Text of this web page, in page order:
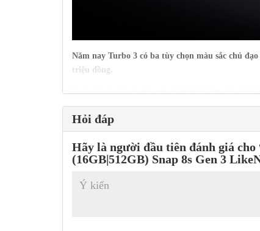
Năm nay Turbo 3 có ba tùy chọn màu sắc chủ
triệu đồng.
Redmi Turbo 3của Xiaomi có thiết kế gần gũi với
nổi bật với khung viền đẹp mắt, các góc được bo
nó sẽ giúp người dùng phù hợp với mọi loại tay.
Hỏi đáp
Hãy là người đầu tiên đánh giá
(16GB|512GB) Snap 8s Gen 3